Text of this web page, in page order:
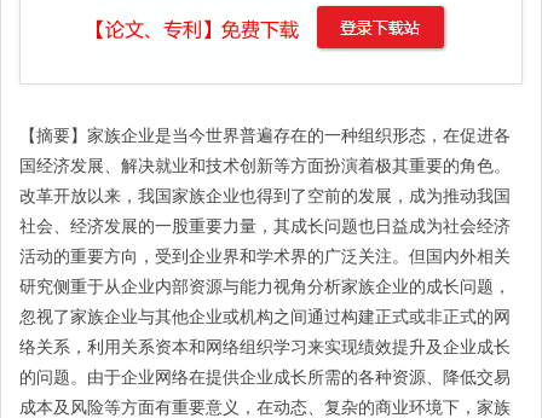
【摘要】家族企业是当今世界普遍存在的一种组织形态，在促进各
国经济发展、解决就业和技术创新等方面扮演着极其重要的角色。
改革开放以来，我国家族企业也得到了空前的发展，成为推动我国
社会、经济发展的一股重要力量，其成长问题也日益成为社会经济
活动的重要方向，受到企业界和学术界的广泛关注。但国内外相关
研究侧重于从企业内部资源与能力视角分析家族企业的成长问题，
忽视了家族企业与其他企业或机构之间通过构建正式或非正式的网
络关系，利用关系资本和网络组织学习来实现绩效提升及企业成长
的问题。由于企业网络在提供企业成长所需的各种资源、降低交易
成本及风险等方面有重要意义，在动态、复杂的商业环境下，家族